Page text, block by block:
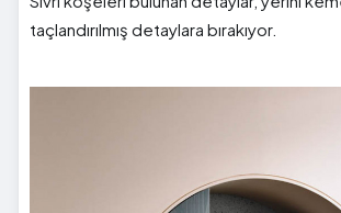
taçlandırılmış detaylara bırakıyor.